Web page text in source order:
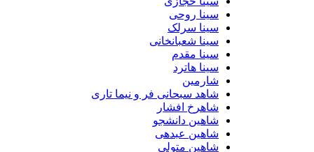
سینا روحی
سینا سرلک
سینا شعبانخانی
سینا مقدم
سینا هاترد
شارمین
شاهد سبحانی فر و نیما تاری
شاهرخ افشار
شاهین دانشجو
شاهین عبدهی
شاهین متولی